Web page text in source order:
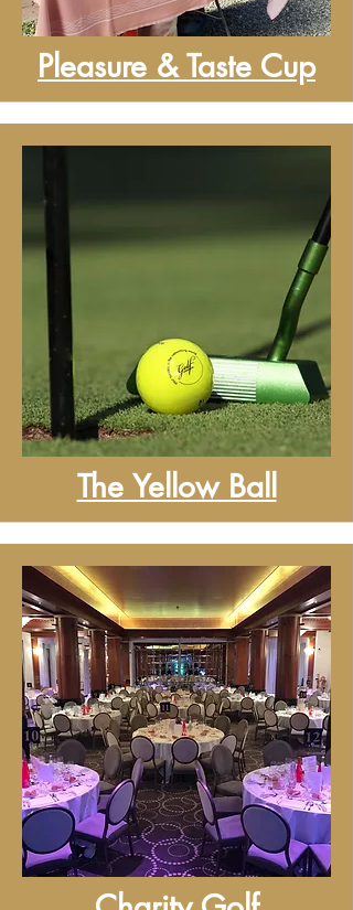
Pleasure & Taste Cup
The Yellow Ball